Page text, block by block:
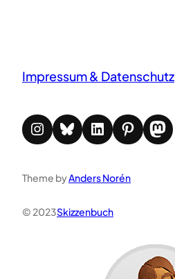
Impressum & Datenschutz
Instagram Bluesky LinkedIn Pinterest Mastodon
Theme byAnders Norén
© 2023Skizzenbuch